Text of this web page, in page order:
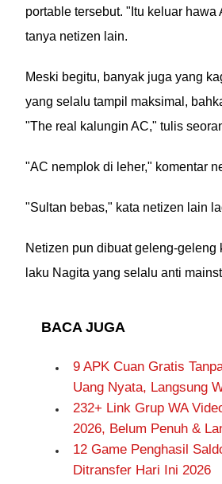
portable tersebut. "Itu keluar hawa
tanya netizen lain.
Meski begitu, banyak juga yang
yang selalu tampil maksimal,
"The real kalungin AC," tulis
"AC nemplok di leher," komentar
"Sultan bebas," kata netizen lain
Netizen pun dibuat geleng-geleng
laku Nagita yang selalu anti
BACA JUGA
9 APK Cuan Gratis
Uang Nyata, Langsung
232+ Link Grup WA
2026, Belum Penuh &
12 Game Penghasil
Ditransfer Hari Ini 2026